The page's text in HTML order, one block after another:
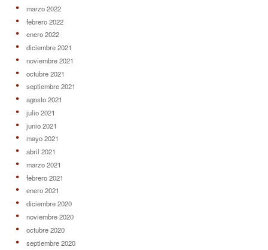
marzo 2022
febrero 2022
enero 2022
diciembre 2021
noviembre 2021
octubre 2021
septiembre 2021
agosto 2021
julio 2021
junio 2021
mayo 2021
abril 2021
marzo 2021
febrero 2021
enero 2021
diciembre 2020
noviembre 2020
octubre 2020
septiembre 2020